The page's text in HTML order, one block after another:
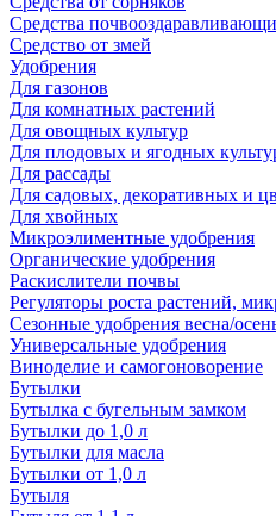
Средства
Средство от змей
Удобрения
Для газонов
Для комнатных растений
Для овощных культур
Для плодовых и ягодных
Для рассады
Для садовых, декоративных и
Для хвойных
Микроэлиментные удобрения
Органические удобрения
Раскислители почвы
Регуляторы роста растений,
Сезонные удобрения весна/
Универсальные удобрения
Виноделие и самогоноворение
Бутылки
Бутылка с бугельным замком
Бутылки до 1,0 л
Бутылки для масла
Бутылки от 1,0 л
Бутыля